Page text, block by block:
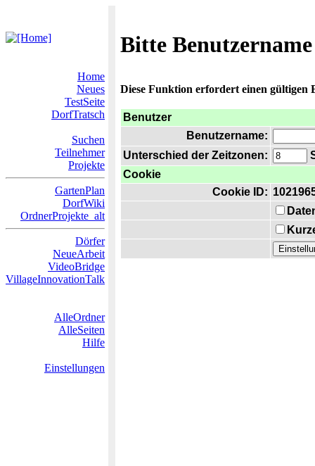
Bitte
Home
Neues
TestSeite
DorfTratsch
Suchen
Teilnehmer
Projekte
GartenPlan
DorfWiki
OrdnerProjekte_alt
Dörfer
NeueArbeit
VideoBridge
VillageInnovationTalk
AlleOrdner
AlleSeiten
Hilfe
Einstellungen
Diese Funktion erfordert einen gültigen
Benutzer
Benutzername:
Unterschied der Zeitzonen:
Cookie
Cookie ID: